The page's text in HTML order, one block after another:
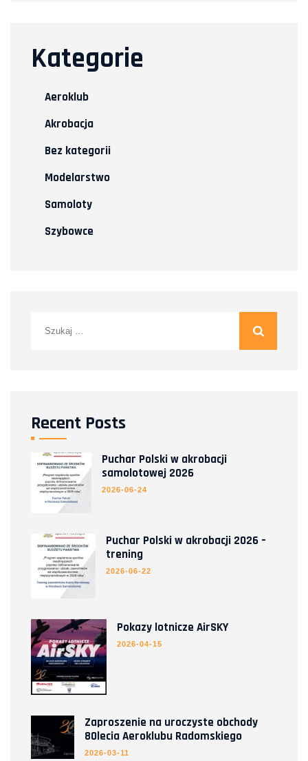
Kategorie
Aeroklub
Akrobacja
Bez kategorii
Modelarstwo
Samoloty
Szybowce
Recent Posts
Puchar Polski w akrobacji
samolotowej 2026
2026-06-24
Puchar Polski w akrobacji 2026 –
trening
2026-06-22
Pokazy lotnicze AirSKY
2026-04-15
Zaproszenie na uroczyste obchody
80lecia Aeroklubu Radomskiego
2026-03-11